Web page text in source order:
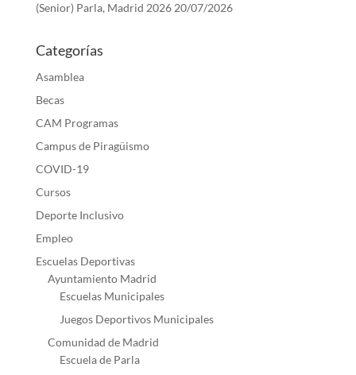
(Senior) Parla, Madrid 2026 20/07/2026
Categorías
Asamblea
Becas
CAM Programas
Campus de Piragüismo
COVID-19
Cursos
Deporte Inclusivo
Empleo
Escuelas Deportivas
Ayuntamiento Madrid
Escuelas Municipales
Juegos Deportivos Municipales
Comunidad de Madrid
Escuela de Parla